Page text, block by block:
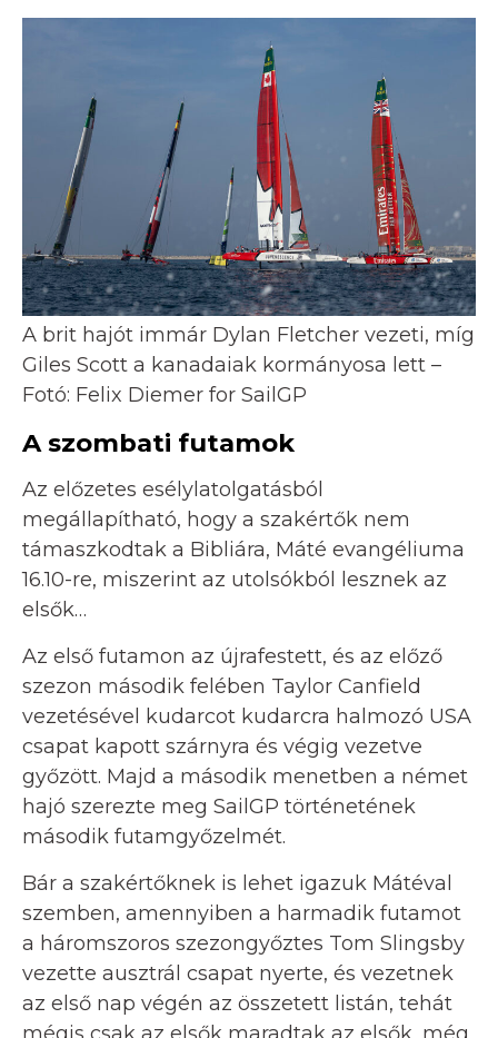
A brit hajót immár Dylan Fletcher vezeti, míg
Giles Scott a kanadaiak kormányosa lett –
Fotó: Felix Diemer for SailGP
A szombati futamok
Az előzetes esélylatolgatásból
megállapítható, hogy a szakértők nem
támaszkodtak a Bibliára, Máté evangéliuma
16.10-re, miszerint az utolsókból lesznek az
elsők…
Az első futamon az újrafestett, és az előző
szezon második felében Taylor Canfield
vezetésével kudarcot kudarcra halmozó USA
csapat kapott szárnyra és végig vezetve
győzött. Majd a második menetben a német
hajó szerezte meg SailGP történetének
második futamgyőzelmét.
Bár a szakértőknek is lehet igazuk Mátéval
szemben, amennyiben a harmadik futamot
a háromszoros szezongyőztes Tom Slingsby
vezette ausztrál csapat nyerte, és vezetnek
az első nap végén az összetett listán, tehát